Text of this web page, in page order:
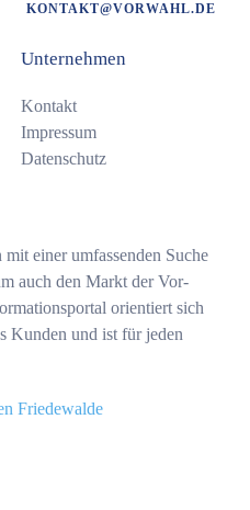
KONTAKT@VORWAHL.DE
Unternehmen
Kontakt
Impressum
Datenschutz
einer umfassenden Suche
auch den Markt der Vor-
orientiert sich
Kunden und ist für jeden
Friedewalde